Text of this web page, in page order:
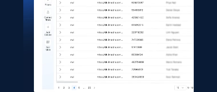
Shein- Products
Product name, Description, Initial price, Final
price, Currency, In stock, Color, Size, and more.
eCommerce